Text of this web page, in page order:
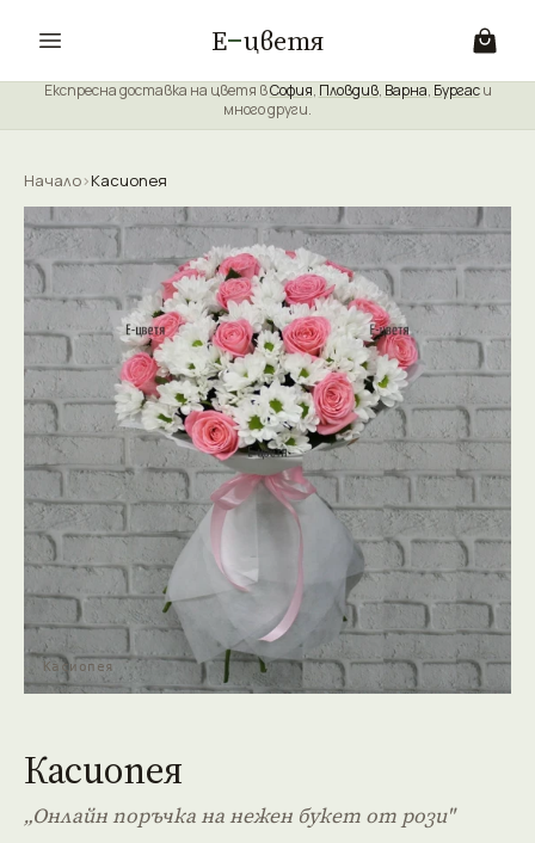
Е цветя
Експресна доставка на цветя вСофия, Пловдив, Варна, Бургаси
много други.
Начало›Касиопея
Касиопея
Касиопея
„Онлайн поръчка на нежен букет от рози"